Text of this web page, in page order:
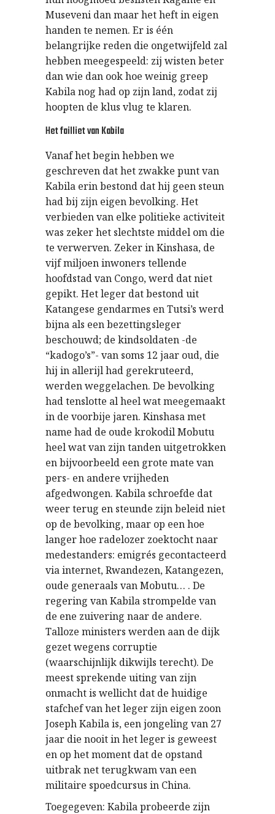
Museveni dan maar het heft in eigen
handen te nemen. Er is één
belangrijke reden die ongetwijfeld zal
hebben meegespeeld: zij wisten beter
dan wie dan ook hoe weinig greep
Kabila nog had op zijn land, zodat zij
hoopten de klus vlug te klaren.
Het failliet van Kabila
Vanaf het begin hebben we
geschreven dat het zwakke punt van
Kabila erin bestond dat hij geen steun
had bij zijn eigen bevolking. Het
verbieden van elke politieke activiteit
was zeker het slechtste middel om die
te verwerven. Zeker in Kinshasa, de
vijf miljoen inwoners tellende
hoofdstad van Congo, werd dat niet
gepikt. Het leger dat bestond uit
Katangese gendarmes en Tutsi’s werd
bijna als een bezettingsleger
beschouwd; de kindsoldaten -de
“kadogo’s”- van soms 12 jaar oud, die
hij in allerijl had gerekruteerd,
werden weggelachen. De bevolking
had tenslotte al heel wat meegemaakt
in de voorbije jaren. Kinshasa met
name had de oude krokodil Mobutu
heel wat van zijn tanden uitgetrokken
en bijvoorbeeld een grote mate van
pers- en andere vrijheden
afgedwongen. Kabila schroefde dat
weer terug en steunde zijn beleid niet
op de bevolking, maar op een hoe
langer hoe radelozer zoektocht naar
medestanders: emigrés gecontacteerd
via internet, Rwandezen, Katangezen,
oude generaals van Mobutu… . De
regering van Kabila strompelde van
de ene zuivering naar de andere.
Talloze ministers werden aan de dijk
gezet wegens corruptie
(waarschijnlijk dikwijls terecht). De
meest sprekende uiting van zijn
onmacht is wellicht dat de huidige
stafchef van het leger zijn eigen zoon
Joseph Kabila is, een jongeling van 27
jaar die nooit in het leger is geweest
en op het moment dat de opstand
uitbrak net terugkwam van een
militaire spoedcursus in China.
Toegegeven: Kabila probeerde zijn